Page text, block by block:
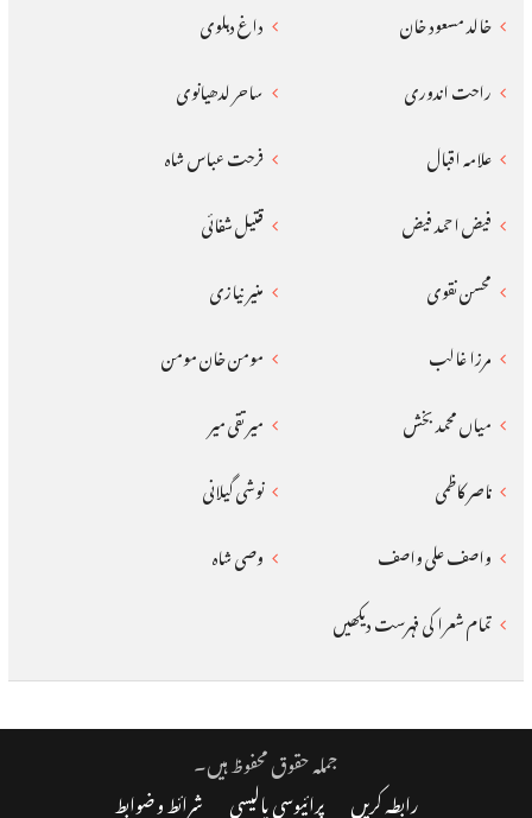
خالد مسعود خان
داغ دہلوی
راحت اندوری
ساحر لدھیانوی
علامہ اقبال
فرحت عباس شاہ
فیض احمد فیض
قتیل شفائی
محسن نقوی
منیر نیازی
مرزا غالب
مومن خان مومن
میاں محمد بخش
میر تقی میر
ناصر کاظمی
نوشی گیلانی
واصف علی واصف
وصی شاہ
تمام شعرا کی فہرست دیکھیں
جملہ حقوق محفوظ ہیں۔
رابطہ کریں پرائیوسی پالیسی شرائط و ضوابط